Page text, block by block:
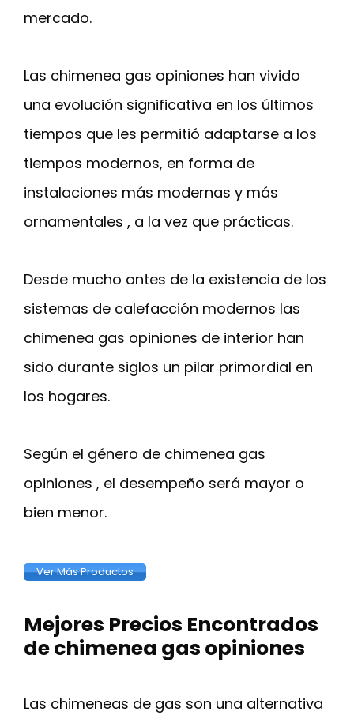
mercado.
Las chimenea gas opiniones han vivido
una evolución significativa en los últimos
tiempos que les permitió adaptarse a los
tiempos modernos, en forma de
instalaciones más modernas y más
ornamentales , a la vez que prácticas.
Desde mucho antes de la existencia de los
sistemas de calefacción modernos las
chimenea gas opiniones de interior han
sido durante siglos un pilar primordial en
los hogares.
Según el género de chimenea gas
opiniones , el desempeño será mayor o
bien menor.
Ver Más Productos
Mejores Precios Encontrados
de chimenea gas opiniones
Las chimeneas de gas son una alternativa